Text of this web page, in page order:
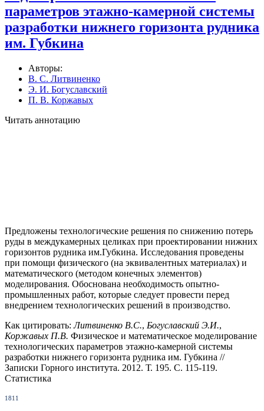
параметров этажно-камерной системы
разработки нижнего горизонта рудника
им. Губкина
Авторы:
В. С. Литвиненко
Э. И. Богуславский
П. В. Коржавых
Читать аннотацию
Предложены технологические решения по снижению потерь
руды в междукамерных целиках при проектировании нижних
горизонтов рудника им.Губкина. Исследования проведены
при помощи физического (на эквивалентных материалах) и
математического (методом конечных элементов)
моделирования. Обоснована необходимость опытно-
промышленных работ, которые следует провести перед
внедрением технологических решений в производство.
Как цитировать: Литвиненко В.С., Богуславский Э.И.,
Коржавых П.В. Физическое и математическое моделирование
технологических параметров этажно-камерной системы
разработки нижнего горизонта рудника им. Губкина //
Записки Горного института. 2012. Т. 195. С. 115-119.
Статистика
1811